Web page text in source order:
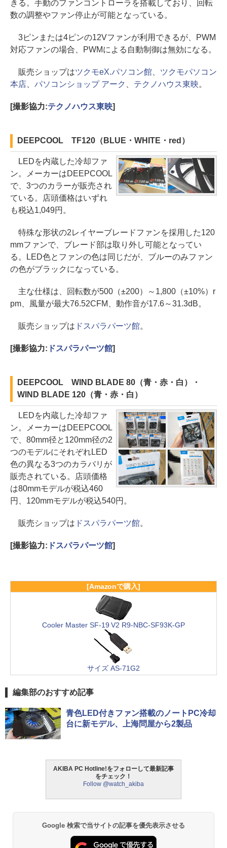
きる。手動のファンコントローラを搭載しており、回転
数の調整やファン停止が可能となっている。
3ピンまたは4ピンの12Vファンが利用できるが、PWM
対応ファンの場合、PWMによる自動制御は無効になる。
販売ショップはツクモeX.パソコン館、 ツクモパソコン
本店、 パソコンショップ アーク テクノハウス東映。
[撮影協力:テクノハウス東映]
DEEPCOOL TF120（BLUE・WHITE・red）
LEDを内蔵した冷却ファ
ン。メーカーはDEEPCOOL
で、3つのカラーが販売され
ている。店頭価格はいずれ
も税込1,049円。
特殊な形状の2レイヤーブレードファンを採用した120
mmファンで、ブレード部は取り外し可能となってい
る。LED色とファンの色は同じだが、ブルーのみファン
の色がブラックになっている。
主な仕様は、回転数が500（±200）～1,800（±10%）r
pm、風量が最大76.52CFM、動作音が17.6～31.3dB。
販売ショップは ドスパラパーツ館。
[撮影協力: ドスパラパーツ館]
DEEPCOOL WIND BLADE 80（青・赤・白）・
WIND BLADE 120（青・赤・白）
LEDを内蔵した冷却ファ
ン。メーカーはDEEPCOOL
で、80mm径と120mm径の2
つのモデルにそれぞれLED
色の異なる3つのカラバリが
販売されている。店頭価格
は80mmモデルが税込460
円、120mmモデルが税込540円。
販売ショップは ドスパラパーツ館。
[撮影協力: ドスパラパーツ館]
[Amazonで購入]
Cooler Master SF-19 V2 R9-NBC-SF93K-GP
サイズ AS-71G2
編集部のおすすめ記事
青色LED付きファン搭載のノートPC冷却
台に新モデル、上海問屋から2製品
AKIBA PC Hotline!をフォローして最新記事
をチェック！
Follow @watch_akiba
Google 検索で当サイトの記事を優先表示させる